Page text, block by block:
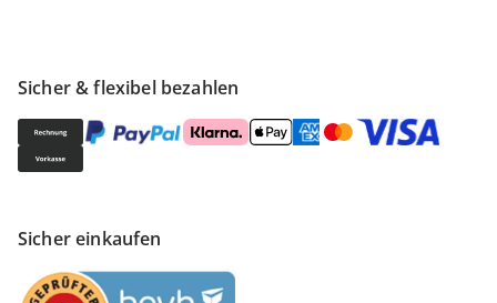
Sicher & flexibel bezahlen
Sicher einkaufen